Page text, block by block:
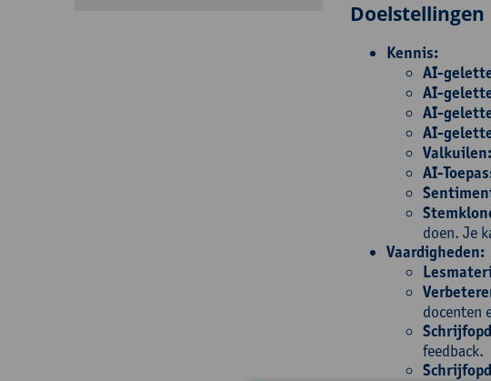
Doelstellingen
Kennis:
AI-
AI-
AI-
AI-
Valkuilen:
AI-
doen. Je
Vaardigheden:
docenten
feedback.